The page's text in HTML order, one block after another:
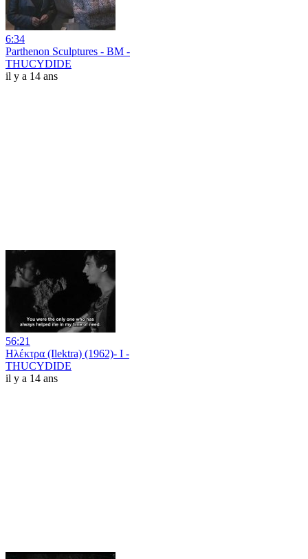
6:34
Parthenon Sculptures - BM -
THUCYDIDE
il y a 14 ans
56:21
Ηλέκτρα (Ilektra) (1962)- I -
THUCYDIDE
il y a 14 ans